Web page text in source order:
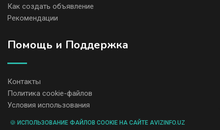
Как создать объявление
Рекомендации
Помощь и Поддержка
Контакты
Политика cookie-файлов
Условия использования
🍪 ИСПОЛЬЗОВАНИЕ ФАЙЛОВ COOKIE НА САЙТЕ AVIZINFO.UZ